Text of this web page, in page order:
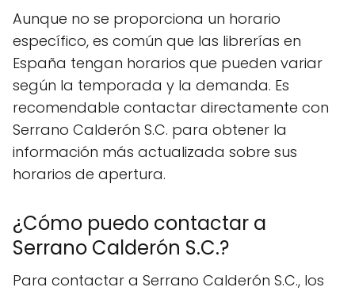
Aunque no se proporciona un horario
específico, es común que las librerías en
España tengan horarios que pueden variar
según la temporada y la demanda. Es
recomendable contactar directamente con
Serrano Calderón S.C. para obtener la
información más actualizada sobre sus
horarios de apertura.
¿Cómo puedo contactar a
Serrano Calderón S.C.?
Para contactar a Serrano Calderón S.C., los